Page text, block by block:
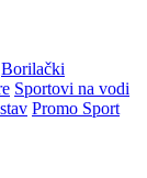
Borilački
Sportovi na vodi
Promo Sport